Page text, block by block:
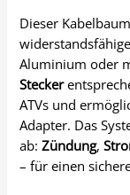
Dieser
Aluminium oder
Stecker
ATVs und
Adapter. Das
ab:Zündung,
– für einen